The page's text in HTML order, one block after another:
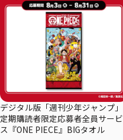
デジタル版「週刊少年ジャンプ」
定期購読者限定応募者全員サービ
ス『ONE PIECE』BIGタオル